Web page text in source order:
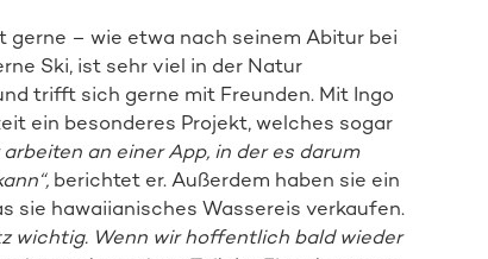
– wie etwa nach seinem Abitur bei
Ski, ist sehr viel in der Natur
trifft sich gerne mit Freunden. Mit Ingo
ein besonderes Projekt, welches sogar
arbeiten an einer App, in der es darum
berichtet er. Außerdem haben sie ein
sie hawaiianisches Wassereis verkaufen.
wichtig. Wenn wir hoffentlich bald wieder